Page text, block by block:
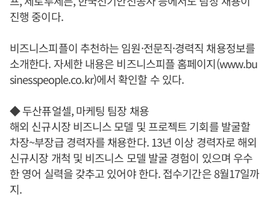
진행 중이다.
비즈니스피플이 추천하는 임원·전문직·경력직 채용정보를
소개한다. 자세한 내용은 비즈니스피플 홈페이지(www.bu
sinesspeople.co.kr)에서 확인할 수 있다.
◆ 두산퓨얼셀, 마케팅 팀장 채용
해외 신규시장 비즈니스 모델 및 프로젝트 기회를 발굴할
차장~부장급 경력자를 채용한다. 13년 이상 경력자로 해외
신규시장 개척 및 비즈니스 모델 발굴 경험이 있으며 우수
한 영어 실력을 갖추고 있어야 한다. 접수기간은 8월17일까
지.